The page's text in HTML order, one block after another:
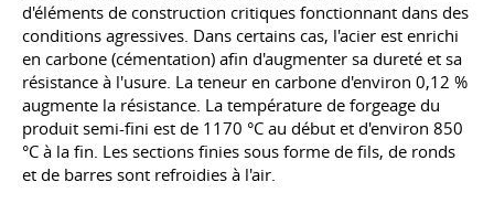
d'éléments de construction critiques fonctionnant dans des
conditions agressives. Dans certains cas, l'acier est enrichi
en carbone (cémentation) afin d'augmenter sa dureté et sa
résistance à l'usure. La teneur en carbone d'environ 0,12 %
augmente la résistance. La température de forgeage du
produit semi-fini est de 1170 °C au début et d'environ 850
°C à la fin. Les sections finies sous forme de fils, de ronds
et de barres sont refroidies à l'air.